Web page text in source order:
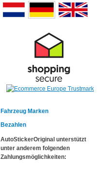
Fahrzeug Marken
Bezahlen
AutoStickerOriginal unterstützt
unter anderem folgenden
Zahlungsmöglichkeiten: